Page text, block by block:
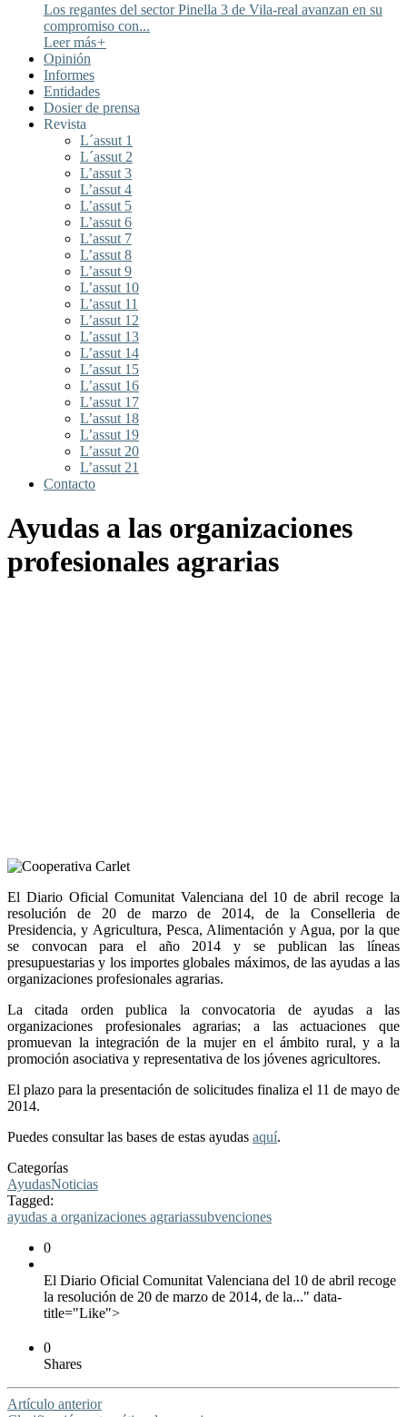
Los regantes del sector Pinella 3 de Vila-real avanzan en su
compromiso con...
Leer más+
Opinión
Informes
Entidades
Dosier de prensa
Revista
L´assut 1
L´assut 2
L’assut 3
L’assut 4
L’assut 5
L’assut 6
L’assut 7
L’assut 8
L’assut 9
L’assut 10
L’assut 11
L’assut 12
L’assut 13
L’assut 14
L’assut 15
L’assut 16
L’assut 17
L’assut 18
L’assut 19
L’assut 20
L’assut 21
Contacto
Ayudas a las organizaciones
profesionales agrarias
El Diario Oficial Comunitat Valenciana del 10 de abril recoge la
resolución de 20 de marzo de 2014, de la Conselleria de
Presidencia, y Agricultura, Pesca, Alimentación y Agua, por la que
se convocan para el año 2014 y se publican las líneas
presupuestarias y los importes globales máximos, de las ayudas a las
organizaciones profesionales agrarias.
La citada orden publica la convocatoria de ayudas a las
organizaciones profesionales agrarias; a las actuaciones que
promuevan la integración de la mujer en el ámbito rural, y a la
promoción asociativa y representativa de los jóvenes agricultores.
El plazo para la presentación de solicitudes finaliza el 11 de mayo de
2014.
Puedes consultar las bases de estas ayudas aquí.
Categorías
AyudasNoticias
Tagged:
ayudas a organizaciones agrariassubvenciones
0
El Diario Oficial Comunitat Valenciana del 10 de abril recoge
la resolución de 20 de marzo de 2014, de la..." data-
title="Like">
0
Shares
Artículo anterior